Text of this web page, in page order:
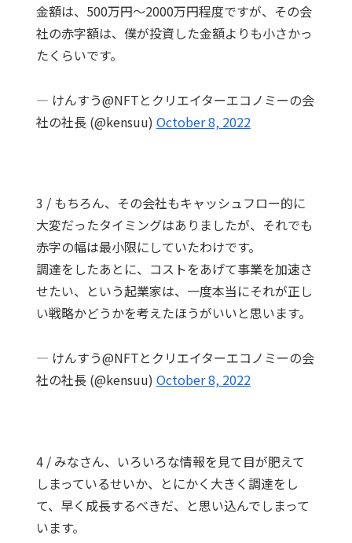
金額は、500万円〜2000万円程度ですが、その会
社の赤字額は、僕が投資した金額よりも小さかっ
たくらいです。
— けんすう@NFTとクリエイターエコノミーの会
社の社長 (@kensuu) October 8, 2022
3 / もちろん、その会社もキャッシュフロー的に
大変だったタイミングはありましたが、それでも
赤字の幅は最小限にしていたわけです。
調達をしたあとに、コストをあげて事業を加速さ
せたい、という起業家は、一度本当にそれが正し
い戦略かどうかを考えたほうがいいと思います。
— けんすう@NFTとクリエイターエコノミーの会
社の社長 (@kensuu) October 8, 2022
4 / みなさん、いろいろな情報を見て目が肥えて
しまっているせいか、とにかく大きく調達をし
て、早く成長するべきだ、と思い込んでしまって
います。